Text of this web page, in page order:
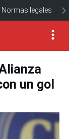
Normas legales
un gol